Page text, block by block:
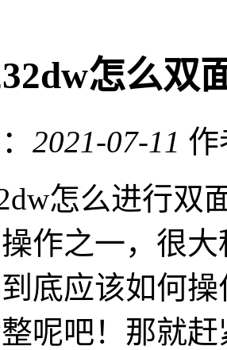
怎么双
2021-07-11 作
怎么进行双
作之一，很
底应该如何
呢吧！那就